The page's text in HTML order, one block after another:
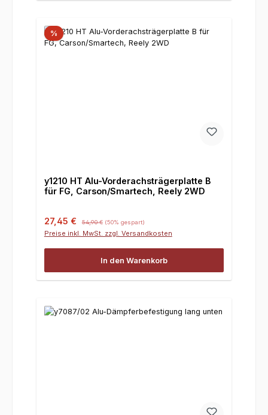
%
y1210 HT Alu-Vorderachsträgerplatte B
für FG, Carson/Smartech, Reely 2WD
Verkaufspreis:
27,45 € 54,90 € (50% gespart)
Preise inkl. MwSt. zzgl. Versandkosten
In den Warenkorb